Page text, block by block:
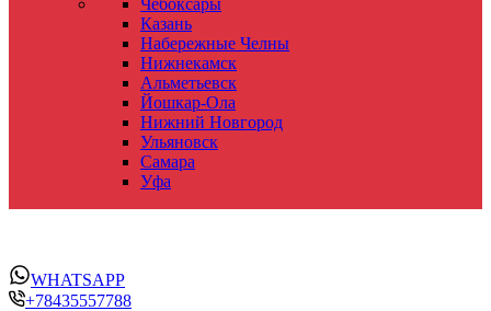
Чебоксары
Казань
Набережные Челны
Нижнекамск
Альметьевск
Йошкар-Ола
Нижний Новгород
Ульяновск
Самара
Уфа
WHATSAPP
+78435557788